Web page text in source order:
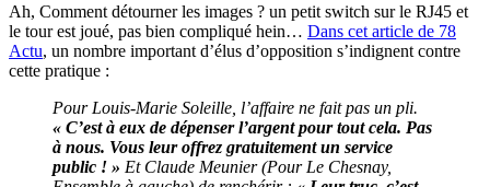
Ah, Comment détourner les images ? un petit switch sur le RJ45 et
le tour est joué, pas bien compliqué hein… Dans cet article de 78
Actu, un nombre important d’élus d’opposition s’indignent contre
cette pratique :
Pour Louis-Marie Soleille, l’affaire ne fait pas un pli.
« C’est à eux de dépenser l’argent pour tout cela. Pas
à nous. Vous leur offrez gratuitement un service
public ! » Et Claude Meunier (Pour Le Chesnay,